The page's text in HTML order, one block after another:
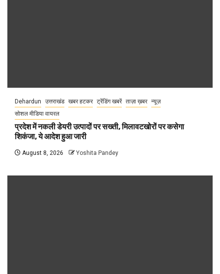
Dehardun उत्तराखंड खबर हटकर ट्रेंडिंग खबरें ताज़ा ख़बर न्यूज़
सोशल मीडिया वायरल
प्रदेश में नकली डेयरी उत्पादों पर सख्ती, मिलावटखोरों पर कसेगा
शिकंजा, ये आदेश हुआ जारी
August 8, 2026 Yoshita Pandey